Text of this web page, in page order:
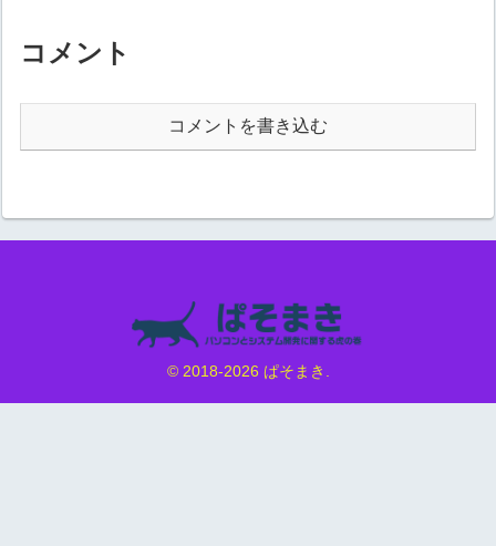
シンを選択した上で、右側にあ
る「設定」をクリックする操作
コメント
コメントを書き込む
© 2018-2026 ぱそまき.